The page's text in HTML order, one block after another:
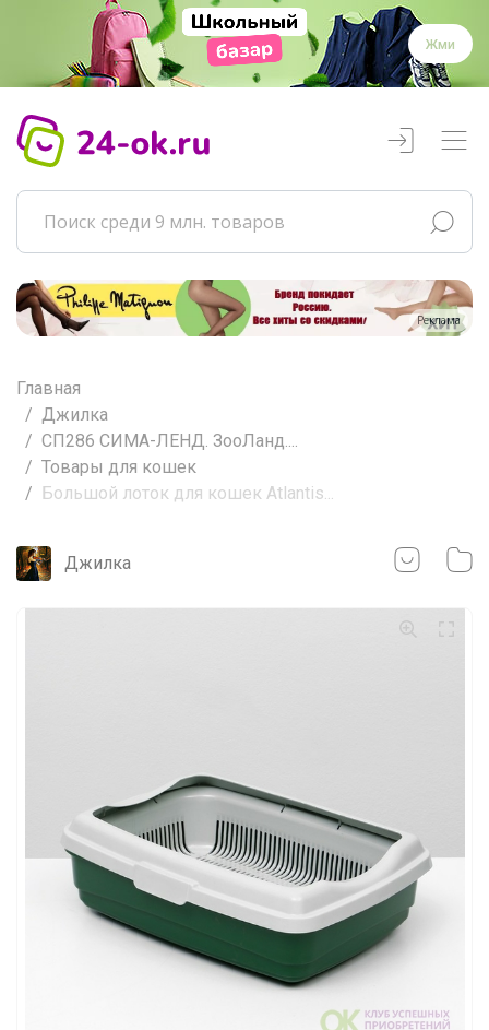
Жми
Реклама
Главная
Джилка
СП286 СИМА-ЛЕНД. ЗооЛанд....
Товары для кошек
Большой лоток для кошек Atlantis...
Джилка